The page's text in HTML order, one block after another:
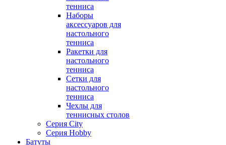
тенниса
Наборы
аксессуаров для
настольного
тенниса
Ракетки для
настольного
тенниса
Сетки для
настольного
тенниса
Чехлы для
теннисных столов
Серия City
Серия Hobby
Батуты